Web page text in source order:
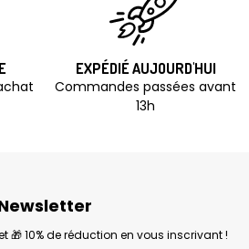
EXPÉDIÉ AUJOURD'HUI
Commandes passées avant
13h
🎁 10% de réduction en vous inscrivant !